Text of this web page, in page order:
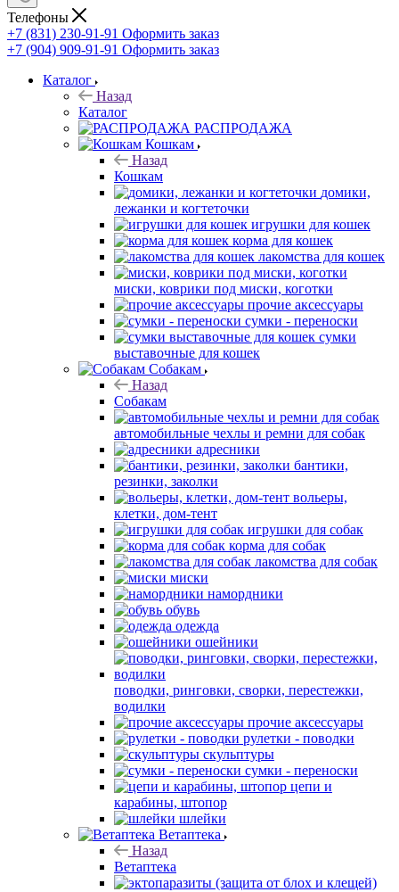
Телефоны
+7 (831) 230-91-91 Оформить заказ
+7 (904) 909-91-91 Оформить заказ
Каталог
Назад
Каталог
РАСПРОДАЖА
Кошкам
Назад
Кошкам
домики,
лежанки и когтеточки
игрушки для кошек
корма для кошек
лакомства для кошек
миски, коврики под миски, коготки
прочие аксессуары
сумки - переноски
сумки
выставочные для кошек
Собакам
Назад
Собакам
автомобильные чехлы и ремни для собак
адресники
бантики,
резинки, заколки
вольеры,
клетки, дом-тент
игрушки для собак
корма для собак
лакомства для собак
миски
намордники
обувь
одежда
ошейники
поводки, ринговки, сворки, перестежки,
водилки
прочие аксессуары
рулетки - поводки
скульптуры
сумки - переноски
цепи и
карабины, штопор
шлейки
Ветаптека
Назад
Ветаптека